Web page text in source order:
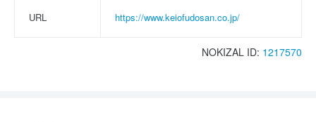
URL https://www.keiofudosan.co.jp/
NOKIZAL ID: 1217570